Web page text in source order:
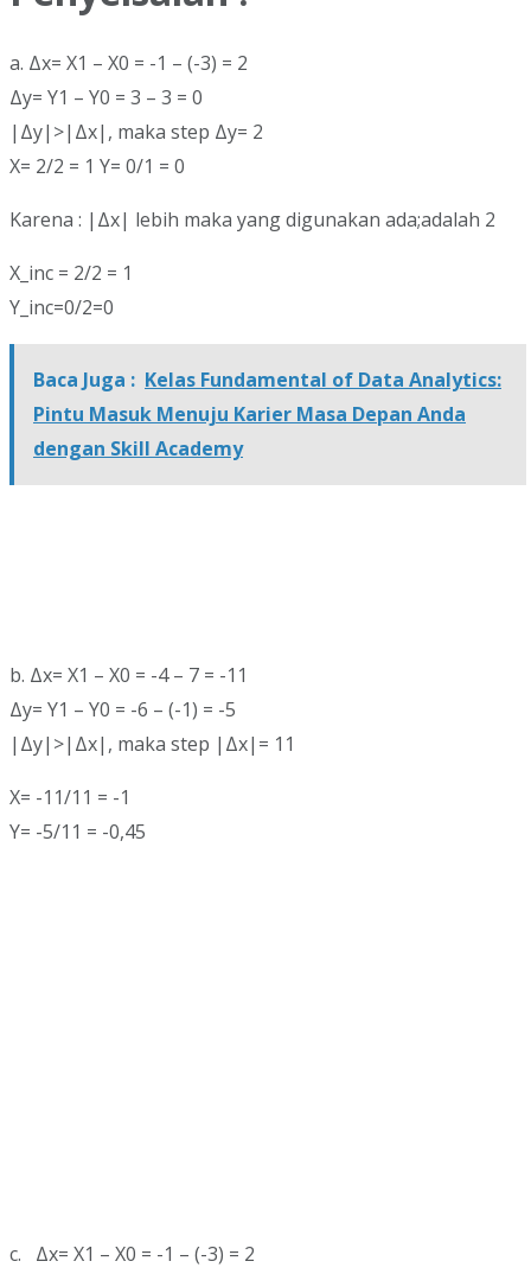
a. Δx= X1 – X0 = -1 – (-3) = 2
Δy= Y1 – Y0 = 3 – 3 = 0
|Δy|>|Δx|, maka step Δy= 2
X= 2/2 = 1 Y= 0/1 = 0
Karena : |Δx| lebih maka yang digunakan ada;adalah 2
X_inc = 2/2 = 1
Y_inc=0/2=0
Baca Juga : Kelas Fundamental of Data Analytics:
Pintu Masuk Menuju Karier Masa Depan Anda
dengan Skill Academy
b. Δx= X1 – X0 = -4 – 7 = -11
Δy= Y1 – Y0 = -6 – (-1) = -5
|Δy|>|Δx|, maka step |Δx|= 11
X= -11/11 = -1
Y= -5/11 = -0,45
c. Δx= X1 – X0 = -1 – (-3) = 2